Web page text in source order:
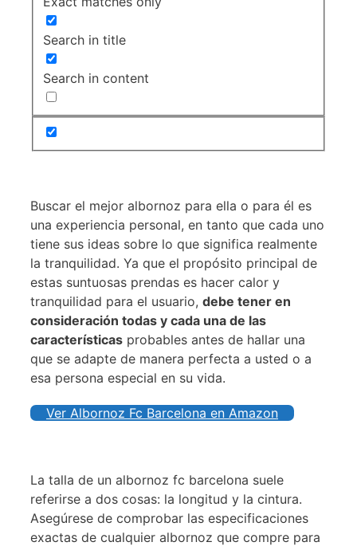
Search in title
Search in content
Buscar el mejor albornoz para ella o para él es
una experiencia personal, en tanto que cada uno
tiene sus ideas sobre lo que significa realmente
la tranquilidad. Ya que el propósito principal de
estas suntuosas prendas es hacer calor y
tranquilidad para el usuario, debe tener en
consideración todas y cada una de las
características probables antes de hallar una
que se adapte de manera perfecta a usted o a
esa persona especial en su vida.
Ver Albornoz Fc Barcelona en Amazon
La talla de un albornoz fc barcelona suele
referirse a dos cosas: la longitud y la cintura.
Asegúrese de comprobar las especificaciones
exactas de cualquier albornoz que compre para